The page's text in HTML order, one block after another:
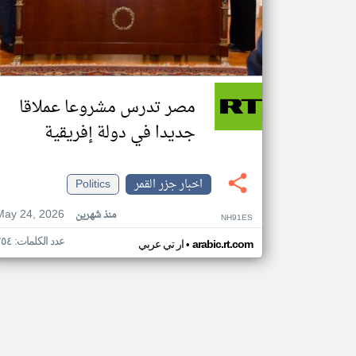
مصر تدرس مشروعا عملاقا
جديدا في دولة إفريقية
اخبار جزر القمر
Politics
24, 2026
منذ شهرين NH91ES
ار تي عربي• arabic.rt.com عدد الكلمات: ٢٥٤